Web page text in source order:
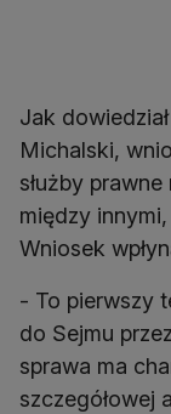
Jak
Michalski,
służby
między
Wniosek
- To pierwszy
do Sejmu
sprawa ma
szczegółowej